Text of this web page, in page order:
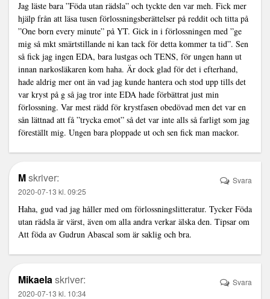
Jag läste bara ”Föda utan rädsla” och tyckte den var meh. Fick mer
hjälp från att läsa tusen förlossningsberättelser på reddit och titta på
”One born every minute” på YT. Gick in i förlossningen med ”ge
mig så mkt smärtstillande ni kan tack för detta kommer ta tid”. Sen
så fick jag ingen EDA, bara lustgas och TENS, för ungen hann ut
innan narkosläkaren kom haha. Är dock glad för det i efterhand,
hade aldrig mer ont än vad jag kunde hantera och stod upp tills det
var kryst på g så jag tror inte EDA hade förbättrat just min
förlossning. Var mest rädd för krystfasen obedövad men det var en
sån lättnad att få ”trycka emot” så det var inte alls så farligt som jag
föreställt mig. Ungen bara ploppade ut och sen fick man mackor.
Mskriver:
2020-07-13 kl. 09:25
Haha, gud vad jag håller med om förlossningslitteratur. Tycker Föda
utan rädsla är värst, även om alla andra verkar älska den. Tipsar om
Att föda av Gudrun Abascal som är saklig och bra.
Svara
Mikaelaskriver:
2020-07-13 kl. 10:34
Svara